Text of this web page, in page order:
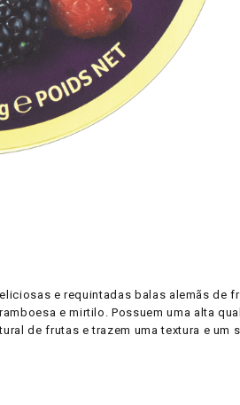
e requintadas balas alemãs
e mirtilo. Possuem uma alta
de frutas e trazem uma textura e um